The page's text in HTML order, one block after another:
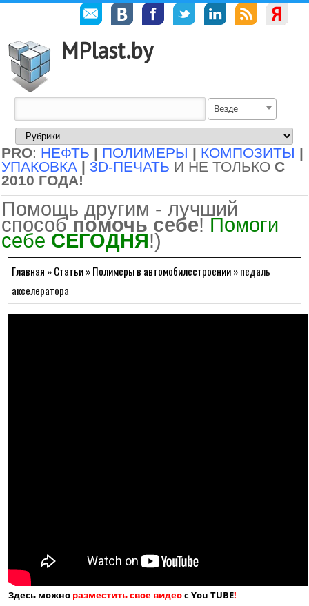
MPlast.by
Везде
PRO: НЕФТЬ | ПОЛИМЕРЫ | КОМПОЗИТЫ |
УПАКОВКА | 3D-ПЕЧАТЬ И НЕ ТОЛЬКО С
2010 ГОДА!
Помощь другим - лучший
способ помочь себе! Помоги
себе СЕГОДНЯ!)
Главная »Статьи»Полимеры в автомобилестроении»педаль
акселератора
Здесь можно разместить свое видеос You TUBE!